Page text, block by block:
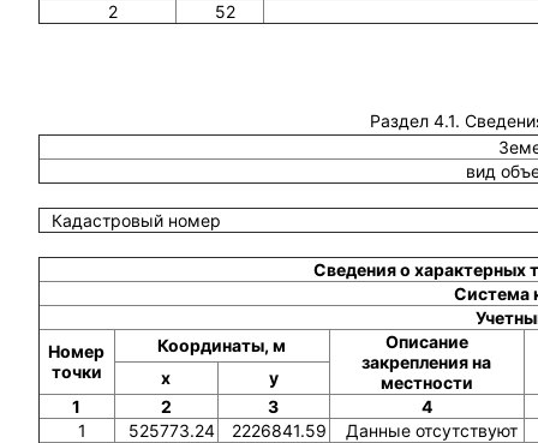
2
52
Раздел 4.1.
вид
Кадастровый номер
Сведения о характерных
Система
Номер
точки
Координаты, м
Описание
закрепления на
местности
x
y
1
2 3
4
1
525773.24 2226841.59
Данные отсутствуют